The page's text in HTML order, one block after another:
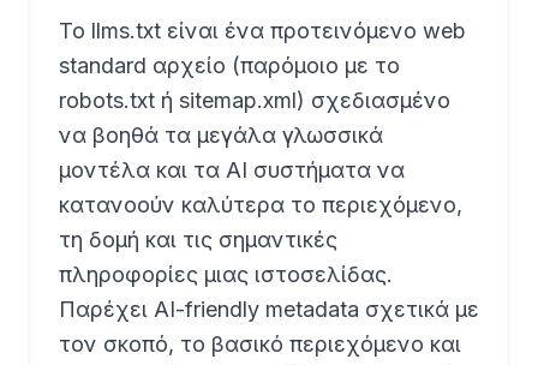
Το llms.txt είναι ένα προτεινόμενο web
standard αρχείο (παρόμοιο με το
robots.txt ή sitemap.xml) σχεδιασμένο
να βοηθά τα μεγάλα γλωσσικά
μοντέλα και τα AI συστήματα να
κατανοούν καλύτερα το περιεχόμενο,
τη δομή και τις σημαντικές
πληροφορίες μιας ιστοσελίδας.
Παρέχει AI-friendly metadata σχετικά με
τον σκοπό, το βασικό περιεχόμενο και